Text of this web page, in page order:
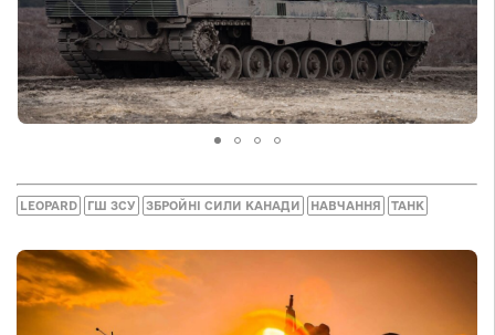
LEOPARD ГШ ЗСУ ЗБРОЙНІ СИЛИ КАНАДИ НАВЧАННЯ ТАНК